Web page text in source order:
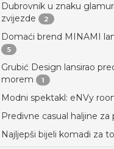
Dubrovnik u znaku
zvijezde
2
Domaći brend MINAMI
5
Grubić Design lansirao
morem
1
Modni spektakl: eNVy
Predivne casual haljine
Najljepši bijeli komadi za